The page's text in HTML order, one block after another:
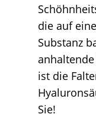
die auf
Substanz
ist die
Sie!